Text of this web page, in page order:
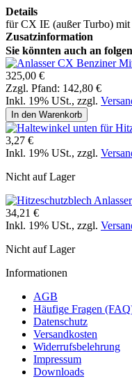
Details
für CX IE (außer Turbo)
Zusatzinformation
Sie könnten auch an
325,00 €
Zzgl. Pfand: 142,80 €
Inkl. 19% USt., zzgl.
In den Warenkorb
3,27 €
Inkl. 19% USt., zzgl.
Nicht auf Lager
34,21 €
Inkl. 19% USt., zzgl.
Nicht auf Lager
Informationen
AGB
Häufige Fragen
Datenschutz
Versandkosten
Widerrufsbelehrung
Impressum
Downloads